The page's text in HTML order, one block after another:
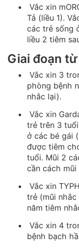
Vắc xin
Tả (liều 1).
các trẻ sống
liều 2 tiêm
Giai đoạn
Vắc xin 3
phòng bệnh
nhắc lại).
Vắc xin
trẻ trên 3
ở các bé gái
được tiêm
tuổi. Mũi 2
cần cách
Vắc xin
trẻ (mũi
năm tiêm
Vắc xin 4
bệnh bạch